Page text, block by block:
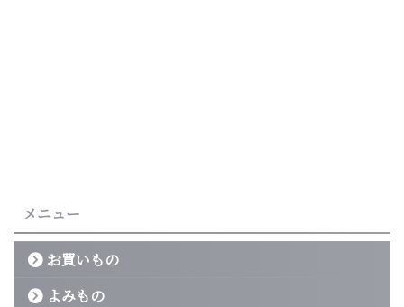
メニュー
お買いもの
よみもの